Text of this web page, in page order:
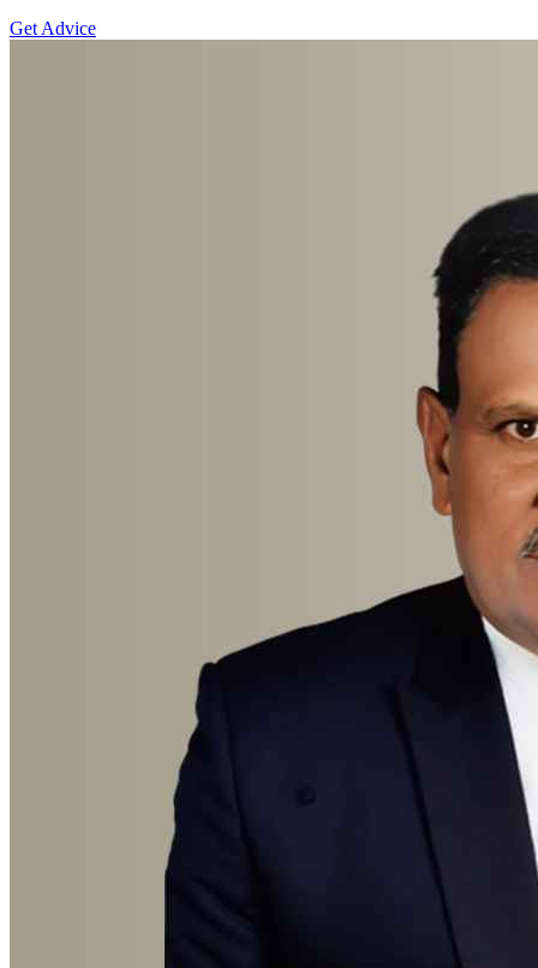
Get Advice